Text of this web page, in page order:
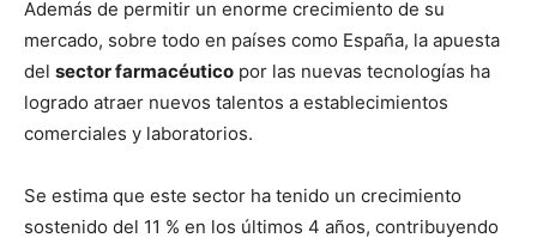
Además de permitir un enorme crecimiento de su
mercado, sobre todo en países como España, la apuesta
del sector farmacéutico por las nuevas tecnologías ha
logrado atraer nuevos talentos a establecimientos
comerciales y laboratorios.
Se estima que este sector ha tenido un crecimiento
sostenido del 11 % en los últimos 4 años, contribuyendo